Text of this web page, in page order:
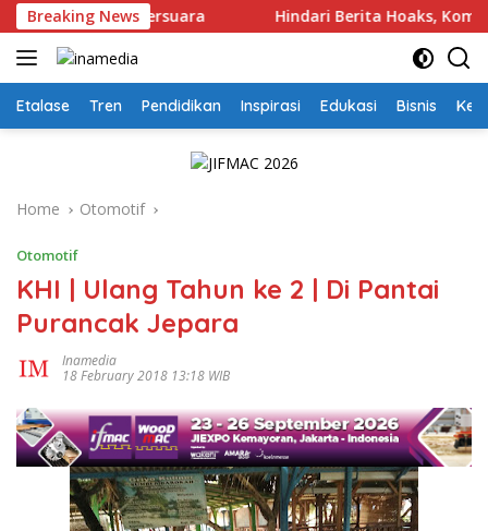
Skip
to
content
Breaking News
Harus Bersuara Hindari Berita Hoaks,
Etalase Tren Pendidikan Inspirasi Edukasi Bisnis
Home Otomotif
Otomotif
KHI | Ulang Tahun ke 2 | Di Pantai
Purancak Jepara
Inamedia
18 February 2018 13:18 WIB